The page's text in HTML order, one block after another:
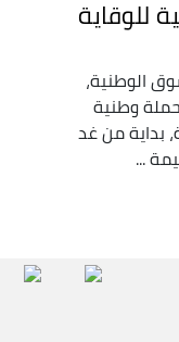
للوقاية
الوطنية،
حملة وطنية
بداية من غد
...